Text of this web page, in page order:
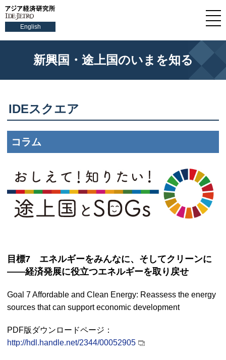
English
新興国・途上国のいまを知る
IDEスクエア
コラム
目標7 エネルギーをみんなに、そしてクリーンに
――経済発展に役立つエネルギーを取り戻せ
Goal 7 Affordable and Clean Energy: Reassess the energy
sources that can support economic development
PDF版ダウンロードページ：
http://hdl.handle.net/2344/00052905